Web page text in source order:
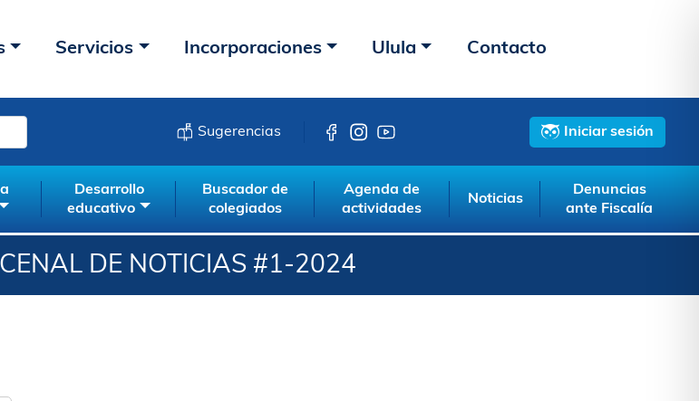
Servicios Incorporaciones Ulula Contacto
Sugerencias Iniciar sesión
Desarrollo
educativo
Buscador de
colegiados
Agenda de
actividades
Noticias
Denuncias
ante Fiscalía
DE NOTICIAS #1-2024